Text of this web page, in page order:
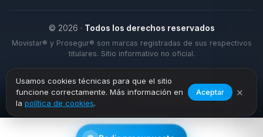
Usamos cookies técnicas para que el sitio
funcione correctamente. Más información en
la política de cookies.
Aceptar ×
© 2026 · Todos los derechos reservados
Movistar® y Prosegur® son marcas registradas de sus respectivos
titulares. Sitio informativo no oficial.
Inicio › Cobertura › Villanueva de Córdoba